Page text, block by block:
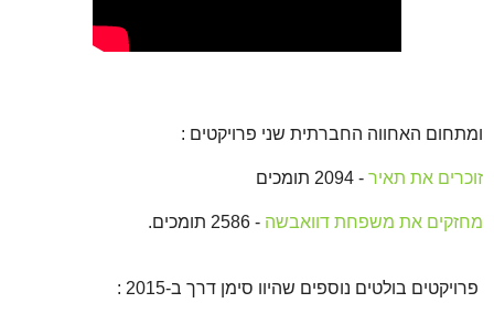
ומתחום האחווה החברתית שני פרויקטים :
זוכרים את תאיר - 2094 תומכים
מחזקים את משפחת דוואבשה - 2586 תומכים.
פרויקטים בולטים נוספים שהיוו סימן דרך ב-2015 :